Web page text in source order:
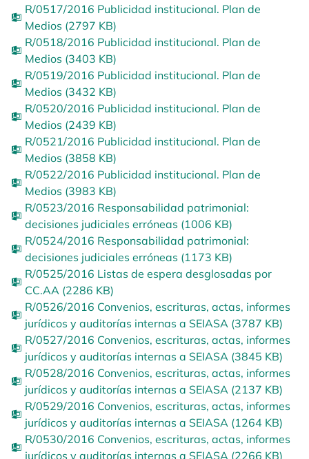
R/0517/2016 Publicidad institucional. Plan de
Medios (2797 KB)
R/0518/2016 Publicidad institucional. Plan de
Medios (3403 KB)
R/0519/2016 Publicidad institucional. Plan de
Medios (3432 KB)
R/0520/2016 Publicidad institucional. Plan de
Medios (2439 KB)
R/0521/2016 Publicidad institucional. Plan de
Medios (3858 KB)
R/0522/2016 Publicidad institucional. Plan de
Medios (3983 KB)
R/0523/2016 Responsabilidad patrimonial:
decisiones judiciales erróneas (1006 KB)
R/0524/2016 Responsabilidad patrimonial:
decisiones judiciales erróneas (1173 KB)
R/0525/2016 Listas de espera desglosadas por
CC.AA (2286 KB)
R/0526/2016 Convenios, escrituras, actas, informes
jurídicos y auditorías internas a SEIASA (3787 KB)
R/0527/2016 Convenios, escrituras, actas, informes
jurídicos y auditorías internas a SEIASA (3845 KB)
R/0528/2016 Convenios, escrituras, actas, informes
jurídicos y auditorías internas a SEIASA (2137 KB)
R/0529/2016 Convenios, escrituras, actas, informes
jurídicos y auditorías internas a SEIASA (1264 KB)
R/0530/2016 Convenios, escrituras, actas, informes
jurídicos y auditorías internas a SEIASA (2266 KB)